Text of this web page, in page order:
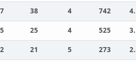
7 38 4 742
5 25 4 525
2 21 5 273